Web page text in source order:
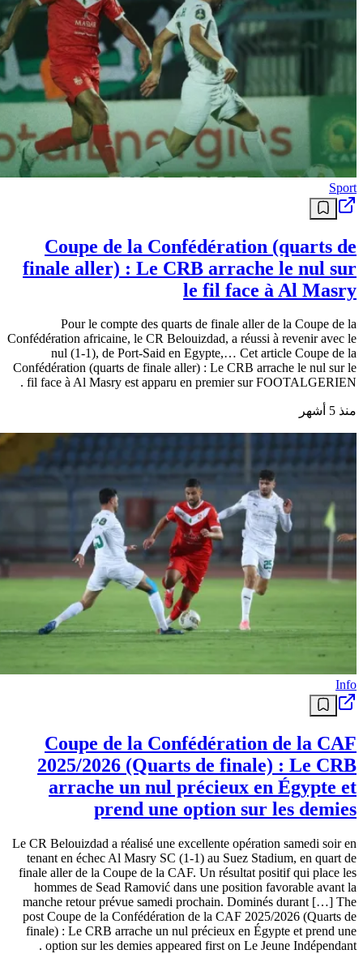
Sport
Coupe de la Confédération (quarts de
finale aller) : Le CRB arrache le nul sur
le fil face à Al Masry
Pour le compte des quarts de finale aller de la Coupe de la
Confédération africaine, le CR Belouizdad, a réussi à revenir avec le
nul (1-1), de Port-Said en Egypte,… Cet article Coupe de la
Confédération (quarts de finale aller) : Le CRB arrache le nul sur le
fil face à Al Masry est apparu en premier sur FOOTALGERIEN .
منذ 5 أشهر
Info
Coupe de la Confédération de la CAF
2025/2026 (Quarts de finale) : Le CRB
arrache un nul précieux en Égypte et
prend une option sur les demies
Le CR Belouizdad a réalisé une excellente opération samedi soir en
tenant en échec Al Masry SC (1-1) au Suez Stadium, en quart de
finale aller de la Coupe de la CAF. Un résultat positif qui place les
hommes de Sead Ramović dans une position favorable avant la
manche retour prévue samedi prochain. Dominés durant […] The
post Coupe de la Confédération de la CAF 2025/2026 (Quarts de
finale) : Le CRB arrache un nul précieux en Égypte et prend une
option sur les demies appeared first on Le Jeune Indépendant .